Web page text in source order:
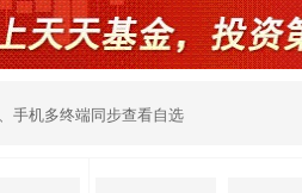
红利 易基中小盘 银华优质 中银中国 广发
手机多终端同步查看自选